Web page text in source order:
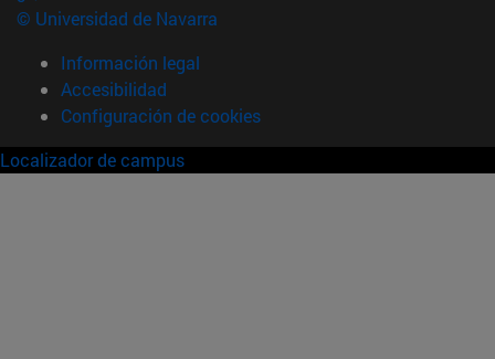
© Universidad de Navarra
Información legal
Accesibilidad
Configuración de cookies
Localizador de campus